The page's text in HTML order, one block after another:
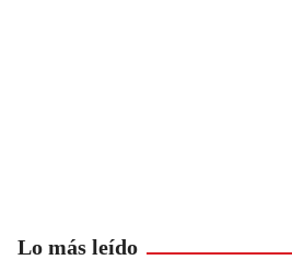
Lo más leído